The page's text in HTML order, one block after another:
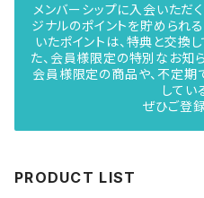
メンバーシップに入会いただ
ジナルのポイントを貯められ
いたポイントは、特典と交換
た、会員様限定の特別なお知
会員様限定の商品や、不定期
してい
ぜひご登録
PRODUCT LIST